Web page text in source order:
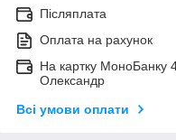
Післяплата
Оплата на рахунок
На картку МоноБанку
Олександр
Всі умови оплати